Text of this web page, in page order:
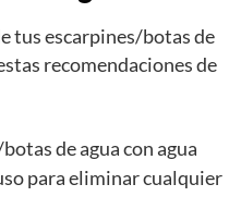
tus escarpines/botas de
recomendaciones de
de agua con agua
para eliminar cualquier